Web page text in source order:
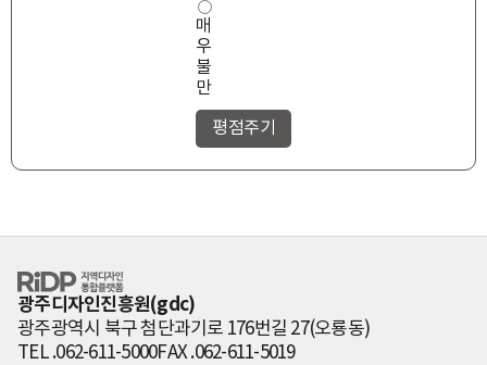
매
우
불
만
RiDP 지역디자
인 통합플랫폼
광주디자인진흥원(gdc)
광주광역시 북구 첨단과기로 176번길 27(오룡동)
TEL .062-611-5000FAX .062-611-5019